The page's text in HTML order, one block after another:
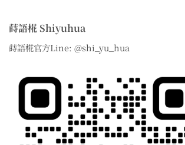
蒔語椛 Shiyuhua
蒔語椛官方Line: @shi_yu_hua